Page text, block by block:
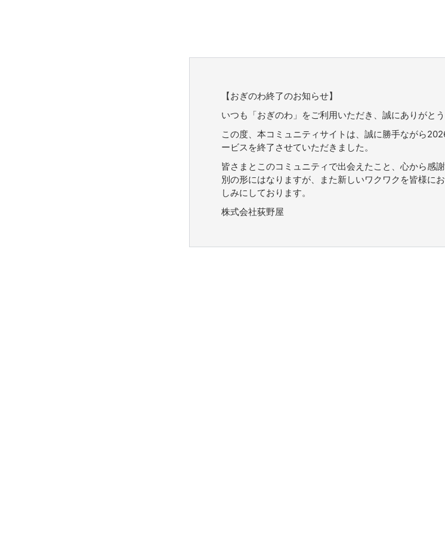
【おぎのわ終了のお知らせ】
いつも「おぎのわ」をご利用いただき、誠にありがとう
この度、本コミュニティサイトは、誠に勝手ながら
ービスを終了させていただきました。
皆さまとこのコミュニティで出会えたこと、心から感謝
別の形にはなりますが、また新しいワクワクを皆様に
しみにしております。
株式会社荻野屋